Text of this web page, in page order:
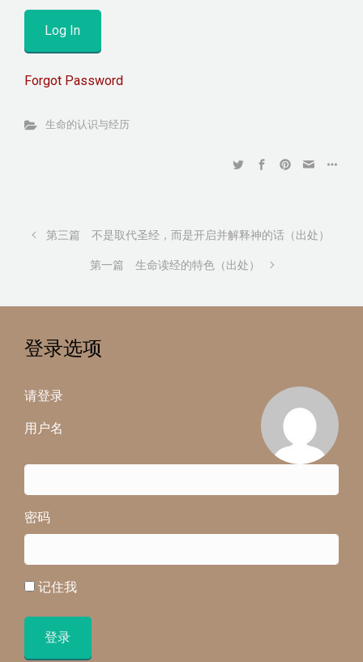
Forgot Password
生命的认识与经历
第三篇 不是取代圣经，而是开启并解释神的话（出处）
第一篇 生命读经的特色（出处）
登录选项
请登录
用户名
密码
记住我